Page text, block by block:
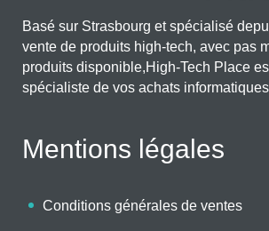
Basé sur Strasbourg et spécialisé
vente de produits high-tech, avec pas
produits disponible,High-Tech Place
spécialiste de vos achats
Mentions légales
Conditions générales de ventes